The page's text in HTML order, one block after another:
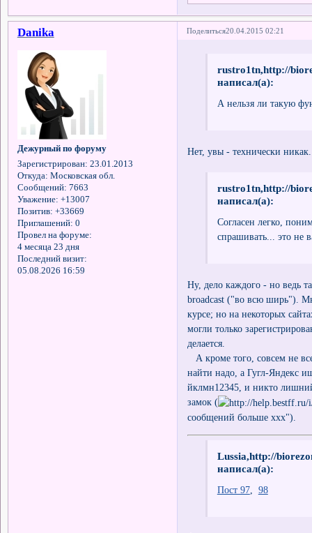
Поделиться20.04.2015 02:21
Danika
Дежурный по форуму
Зарегистрирован: 23.01.2013
Откуда: Московская обл.
Сообщений: 7663
Уважение: +13007
Позитив: +33669
Приглашений: 0
Провел на форуме:
4 месяца 23 дня
Последний визит:
05.08.2026 16:59
rustro1tn,http://
написал(а):
А нельзя ли такую
Нет, увы - технически никак.
rustro1tn,http://
написал(а):
Согласен легко,
спрашивать... это не
Ну, дело каждого - но ведь
broadcast ("во всю ширь").
курсе; но на некоторых
могли только
делается.
А кроме того, совсем не
найти надо, а Гугл-Яндекс
йклмн12345, и никто
замок (
сообщений больше ххх").
Lussia,http://
написал(а):
Пост 97, 98